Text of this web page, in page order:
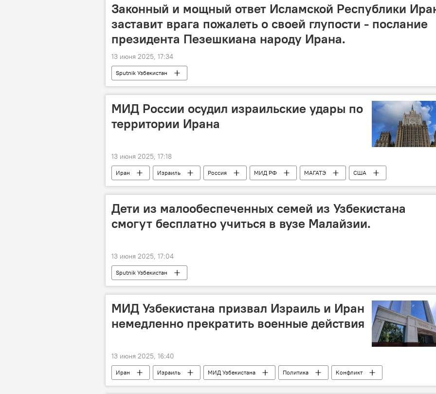
Законный и мощный ответ Исламской Республики
заставит врага пожалеть о своей глупости - послание
президента Пезешкиана народу Ирана.
13 июня 2025, 17:34
Sputnik Узбекистан
МИД России осудил израильские удары по
территории Ирана
13 июня 2025, 17:18
Иран Израиль Россия МИД РФ МАГАТЭ США
Дети из малообеспеченных семей из Узбекистана
смогут бесплатно учиться в вузе Малайзии.
13 июня 2025, 17:04
Sputnik Узбекистан
МИД Узбекистана призвал Израиль и Иран
немедленно прекратить военные действия
13 июня 2025, 16:40
Иран Израиль МИД Узбекистана Политика
Конфликт
прекращение огня